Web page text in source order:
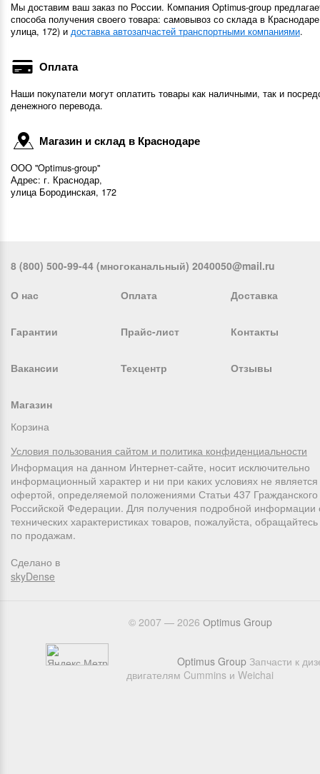
Мы доставим ваш заказ по России. Компания Optimus-group
способа получения своего товара: самовывоз со склада в
улица, 172) и доставка автозапчастей транспортными компаниями.
Оплата
Наши покупатели могут оплатить товары как наличными, так и
денежного перевода.
Магазин и склад в Краснодаре
ООО "Optimus-group"
Адрес: г. Краснодар,
улица Бородинская, 172
8 (800) 500-99-44 (многоканальный) 2040050@mail.ru
О нас Оплата Доставка
Гарантии Прайс-лист Контакты
Вакансии Техцентр Отзывы
Магазин
Корзина
Условия пользования сайтом и политика конфиденциальности
Информация на данном Интернет-сайте, носит исключительно
информационный характер и ни при каких условиях не
офертой, определяемой положениями Статьи 437 Гражданского
Российской Федерации. Для получения подробной информации
технических характеристиках товаров, пожалуйста,
по продажам.
Сделано в
skyDense
© 2007 — 2026 Оptimus Group
Optimus Group Запчасти к
двигателям Cummins и Weichai